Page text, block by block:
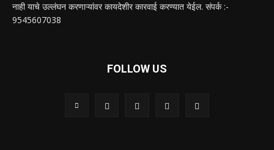
नाही याचे उल्लंघन करणाऱ्यांवर कायदेशीर कारवाई करण्यात येईल. संपर्क :-
9545607038
FOLLOW US